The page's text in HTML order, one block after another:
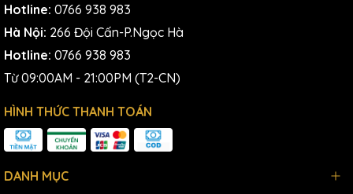
Hotline: 0766 938 983
Hà Nội: 266 Đội Cấn-P.Ngọc Hà
Hotline: 0766 938 983
Từ 09:00AM - 21:00PM (T2-CN)
HÌNH THỨC THANH TOÁN
DANH MỤC